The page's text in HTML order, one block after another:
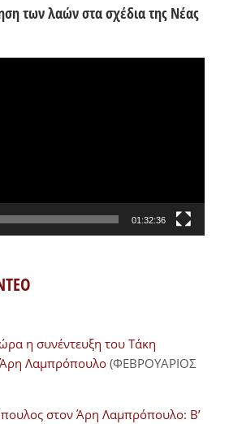
των λαών στα σχέδια της Νέας
01:32:36
η συνέντευξη του Τάκη
Λαμπρόπουλο (ΦΕΒΡΟΥΑΡΙΟΣ
στον Άρη Λαμπρόπουλο: Β’